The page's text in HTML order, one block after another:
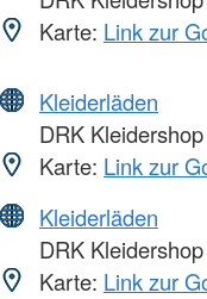
Karte: Link zur
Kleiderläden
DRK
Karte: Link zur
Kleiderläden
DRK
Karte: Link zur